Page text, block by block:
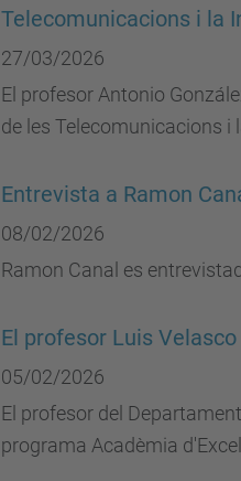
Telecomunicacions i la
27/03/2026
El profesor Antonio
de les Telecomunicacions i
Entrevista a Ramon
08/02/2026
Ramon Canal es
El profesor Luis
05/02/2026
El profesor del
programa Acadèmia